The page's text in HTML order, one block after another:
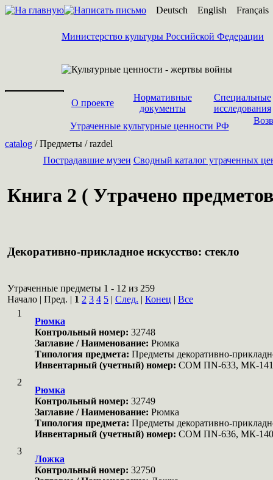
Deutsch English Français
Министерство культуры Российской Федерации
О проекте
Нормативные
документы
Специальные
исследования
Утраченные культурные ценности РФ
catalog / Предметы / razdel
Пострадавшие музеи Cводный каталог утраченных
Книга 2 ( Утрачено
Декоративно-прикладное искусство: стекло
Утраченные предметы 1 - 12 из 259
Начало | Пред. | 1 2 3 4 5 | След. | Конец | Все
1
Рюмка
Контрольный номер: 32748
Заглавие / Наименование: Рюмка
Типология предмета: Предметы декоративно-
Инвентарный (учетный) номер: COM ПN-633, МК-
2
Рюмка
Контрольный номер: 32749
Заглавие / Наименование: Рюмка
Типология предмета: Предметы декоративно-
Инвентарный (учетный) номер: COM ПN-636, МК-
3
Ложка
Контрольный номер: 32750